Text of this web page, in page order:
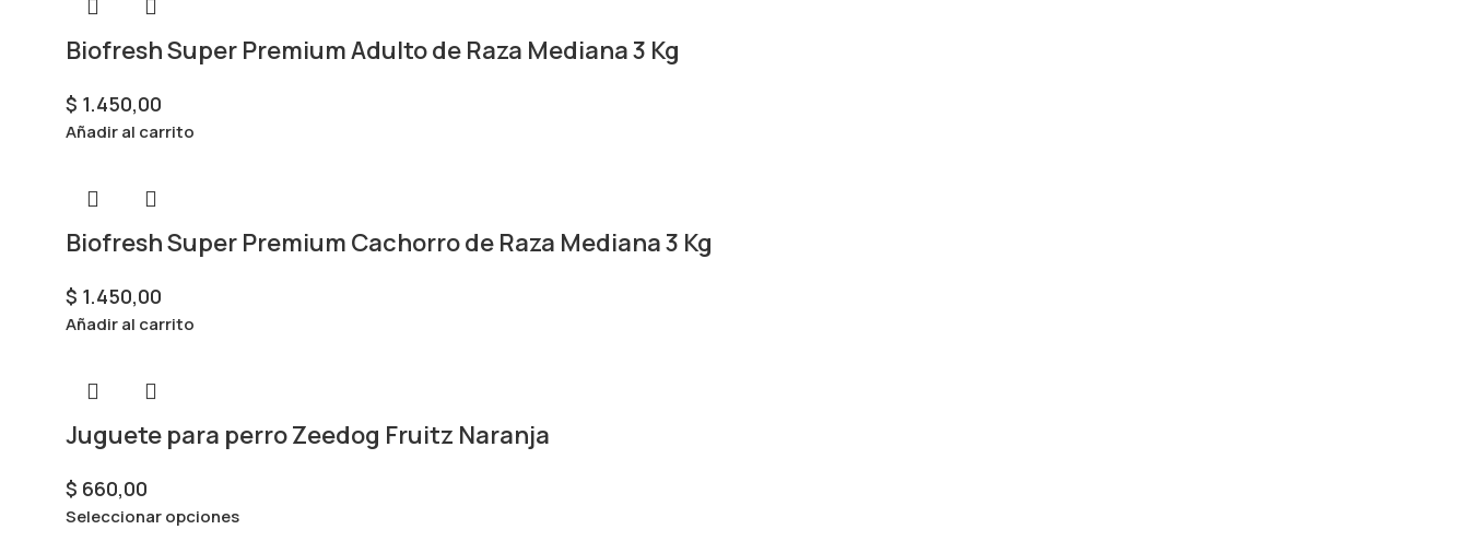
Biofresh Super Premium Adulto de Raza Mediana 3 Kg
$ 1.450,00
Añadir al carrito
Biofresh Super Premium Cachorro de Raza Mediana 3 Kg
$ 1.450,00
Añadir al carrito
Juguete para perro Zeedog Fruitz Naranja
$ 660,00
Seleccionar opciones